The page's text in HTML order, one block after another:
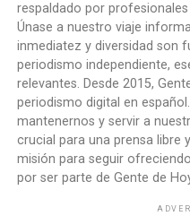
respaldado por
Únase a nuestro viaje
inmediatez y diversidad son
periodismo independiente,
relevantes. Desde 2015,
periodismo digital en
mantenernos y servir a
crucial para una prensa libre
misión para seguir
por ser parte de Gente de